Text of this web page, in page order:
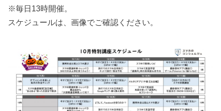
※毎日13時開催。
スケジュールは、画像でご確認ください。